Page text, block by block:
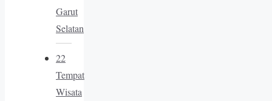
Garut
Selatan
22
Tempat
Wisata